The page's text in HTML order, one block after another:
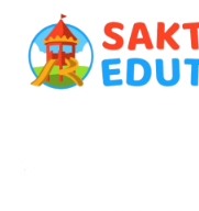
content